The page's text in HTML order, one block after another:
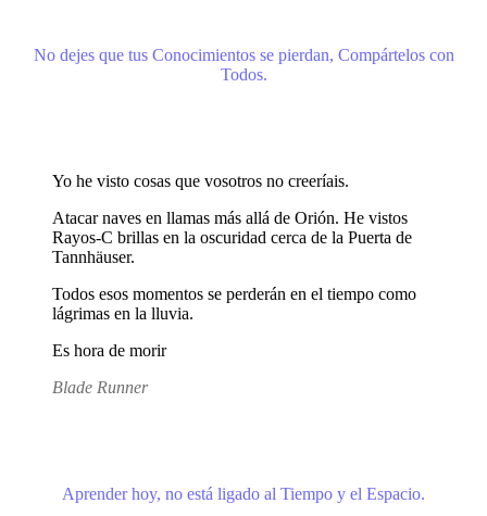
No dejes que tus Conocimientos se pierdan, Compártelos con
Todos.
Yo he visto cosas que vosotros no creeríais.
Atacar naves en llamas más allá de Orión. He vistos
Rayos-C brillas en la oscuridad cerca de la Puerta de
Tannhäuser.
Todos esos momentos se perderán en el tiempo como
lágrimas en la lluvia.
Es hora de morir
Blade Runner
Aprender hoy, no está ligado al Tiempo y el Espacio.